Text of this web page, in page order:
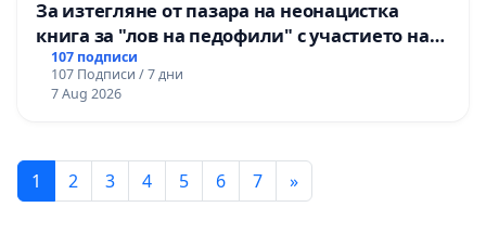
За изтегляне от пазара на неонацистка
книга за "лов на педофили" с участието на
деца
107 подписи
107 Подписи / 7 дни
7 Aug 2026
1 2 3 4 5 6 7 »